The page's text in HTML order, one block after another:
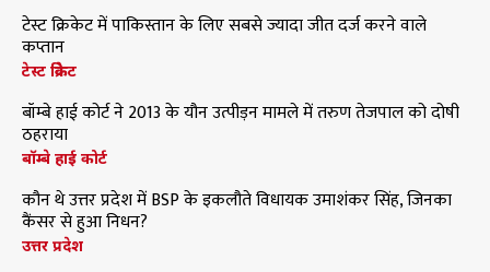
टेस्ट क्रिकेट में पाकिस्तान के लिए सबसे ज्यादा जीत दर्ज करने वाले
कप्तान
टेस्ट क्रिकेट
बॉम्बे हाई कोर्ट ने 2013 के यौन उत्पीड़न मामले में तरुण तेजपाल को दोषी
ठहराया
बॉम्बे हाई कोर्ट
कौन थे उत्तर प्रदेश में BSP के इकलौते विधायक उमाशंकर सिंह, जिनका
कैंसर से हुआ निधन?
उत्तर प्रदेश